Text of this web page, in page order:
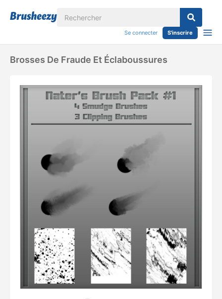
Se connecter S'inscrire
Brosses De Fraude Et Éclaboussures